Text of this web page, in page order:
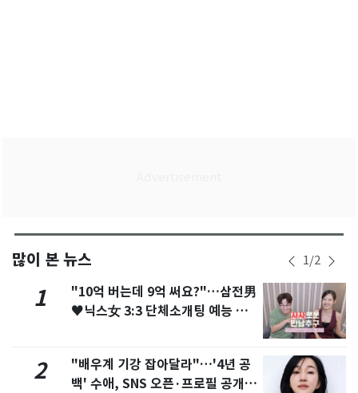
많이 본 뉴스 1/2
1
"10억 버는데 9억 써요?"…삼전男
♥닉스女 3:3 단체소개팅 예능 화
2
"배우계 기강 잡아달라"…'4년 공
백' 수애, SNS 오픈·프로필 공개